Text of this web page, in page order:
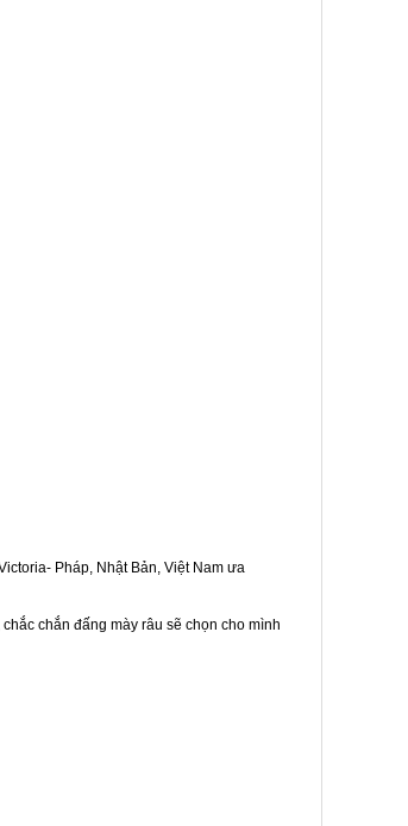
Pháp, Nhật Bản, Việt Nam ưa
chắc chắn đấng mày râu sẽ chọn cho mình